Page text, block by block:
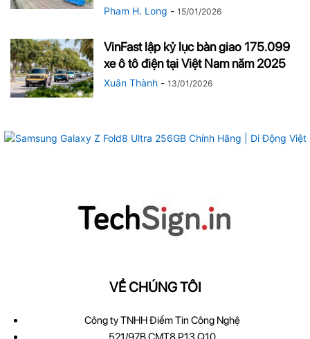
Pham H. Long - 15/01/2026
VinFast lập kỷ lục bàn giao 175.099
xe ô tô điện tại Việt Nam năm 2025
Xuân Thành - 13/01/2026
VỀ CHÚNG TÔI
Công ty TNHH Điểm Tin Công Nghệ